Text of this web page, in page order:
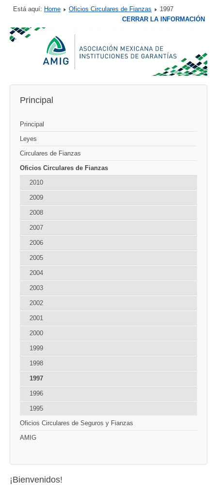
Está aquí: Home Oficios Circulares de Fianzas 1997
Principal
Principal
Leyes
Circulares de Fianzas
Oficios Circulares de Fianzas
2010
2009
2008
2007
2006
2005
2004
2003
2002
2001
2000
1999
1998
1997
1996
1995
Oficios Circulares de Seguros y Fianzas
AMIG
¡Bienvenidos!
CERRAR LA INFORMACIÓN